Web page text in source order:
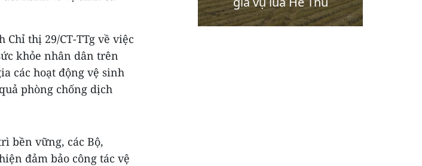
Chỉ thị 29/CT-TTg về việc
khỏe nhân dân trên
các hoạt động vệ sinh
phòng chống dịch
bền vững, các Bộ,
đảm bảo công tác vệ